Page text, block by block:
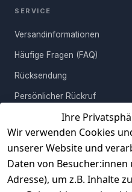
Ihre
Wir verwenden Cookies
unserer Website und
Daten von Besucher:innen
Adresse), um z.B. Inhalte
SERVICE
Versandinformationen
Häufige Fragen (FAQ)
Rücksendung
Persönlicher Rückruf
Erfahrungen
Vertrag widerrufen
INFORMATIONEN